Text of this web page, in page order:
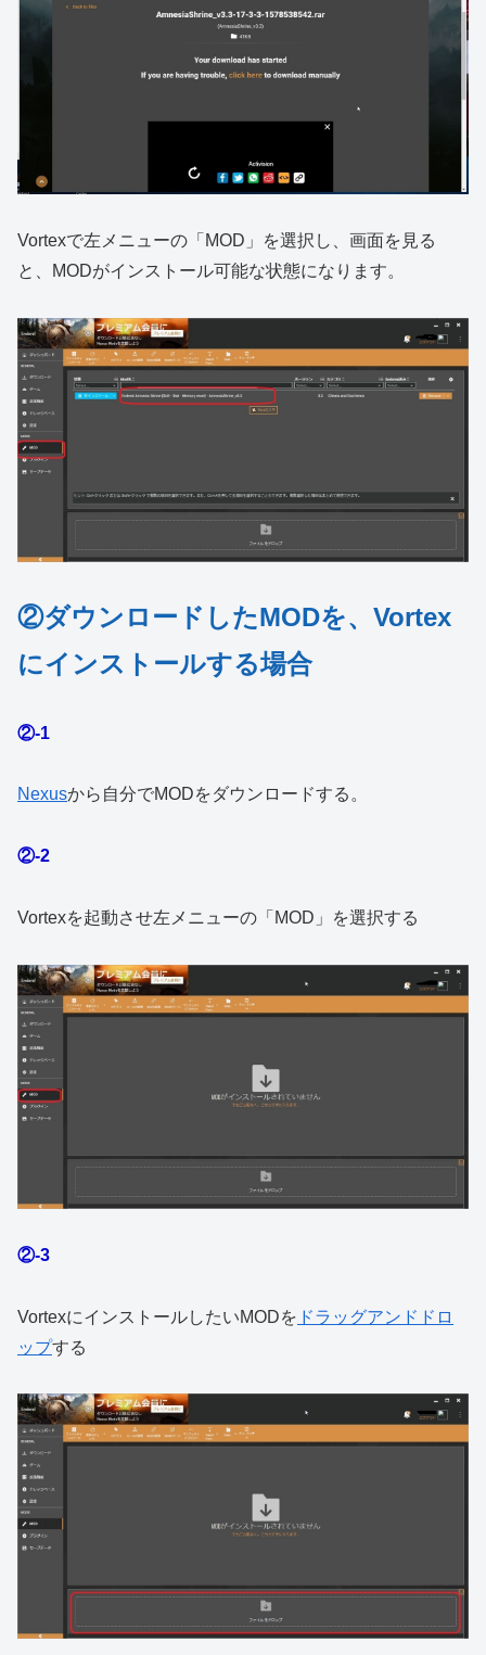
Vortexで左メニューの「MOD」を選択し、画面を見る
と、MODがインストール可能な状態になります。
②ダウンロードしたMODを、Vortex
にインストールする場合
②-1
Nexusから自分でMODをダウンロードする。
②-2
Vortexを起動させ左メニューの「MOD」を選択する
②-3
VortexにインストールしたいMODを ドラッグアンドドロ
ップする